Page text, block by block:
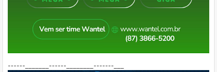
------_______------________-------___